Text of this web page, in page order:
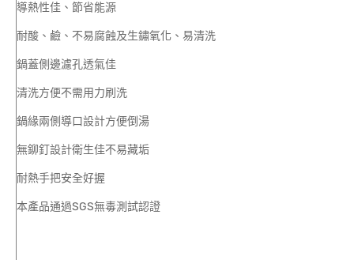
導熱性佳、節省能源
耐酸、鹼、不易腐蝕及生鏽氧化、易清洗
鍋蓋側邊濾孔透氣佳
清洗方便不需用力刷洗
鍋緣兩側導口設計方便倒湯
無鉚釘設計衛生佳不易藏垢
耐熱手把安全好握
本產品通過SGS無毒測試認證